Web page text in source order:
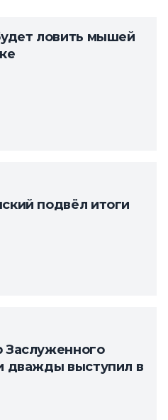
ловить мышей
подвёл итоги
Заслуженного
дважды выступил в